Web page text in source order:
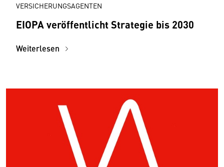
VERSICHERUNGSAGENTEN
EIOPA veröffentlicht Strategie bis 2030
Weiterlesen